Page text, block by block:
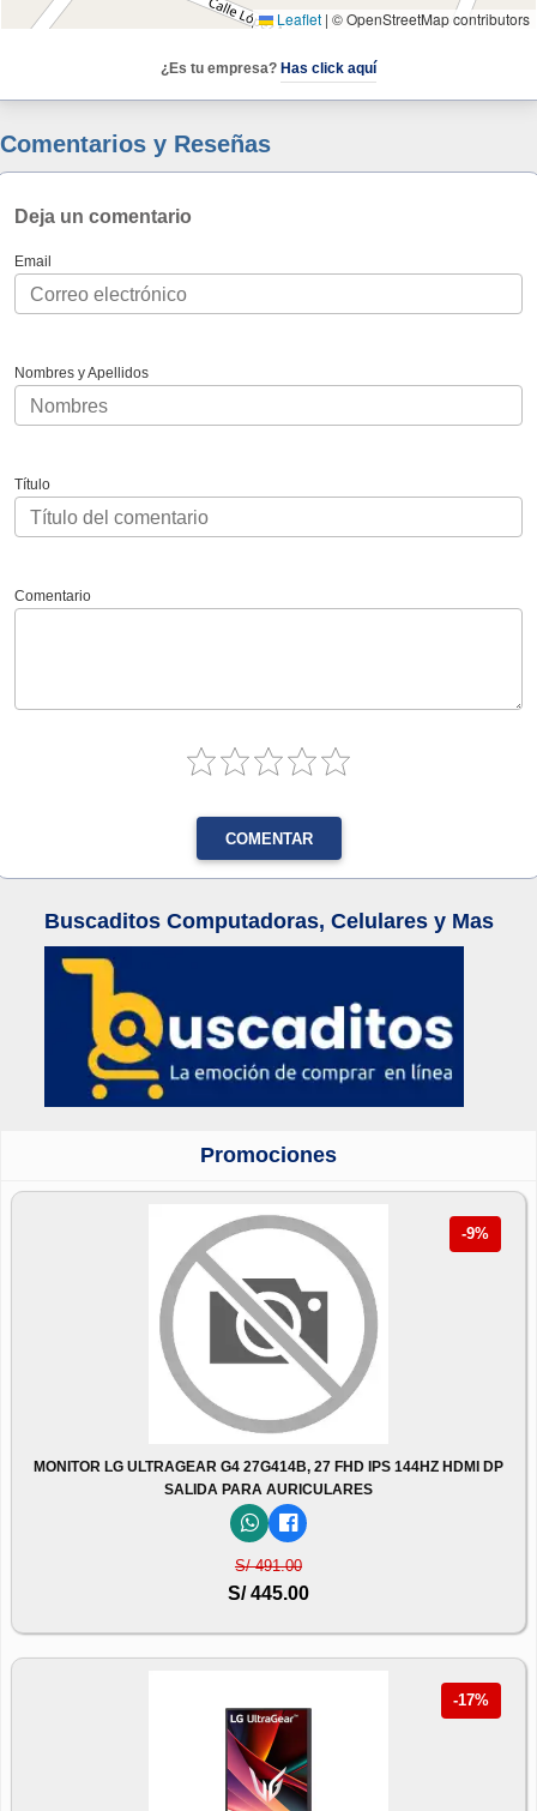
Leaflet | © OpenStreetMap contributors
¿Es tu empresa? Has click aquí
Comentarios y Reseñas
Deja un comentario
Email
Nombres y Apellidos
Título
Comentario
COMENTAR
Buscaditos Computadoras, Celulares y Mas
Promociones
-9%
MONITOR LG ULTRAGEAR G4 27G414B, 27 FHD IPS 144HZ HDMI DP
SALIDA PARA AURICULARES
S/ 491.00
S/ 445.00
-17%